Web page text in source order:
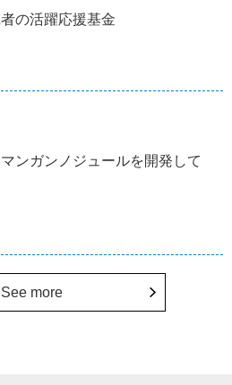
の活躍応援基金
ンガンノジュールを開発して
See more